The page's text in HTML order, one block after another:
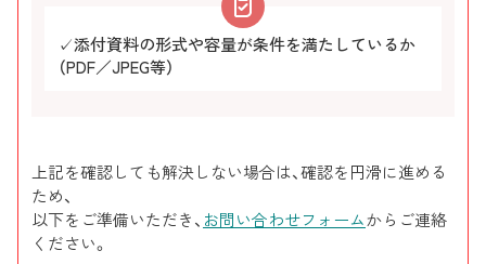
✓添付資料の形式や容量が条件を満たしているか
（PDF／JPEG等）
上記を確認しても解決しない場合は、確認を円滑に進める
ため、
以下をご準備いただき、 お問い合わせフォームからご連絡
ください。